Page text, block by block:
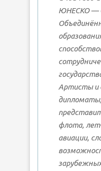
ЮНЕСКО —
Артисты и
флота,
авиации,